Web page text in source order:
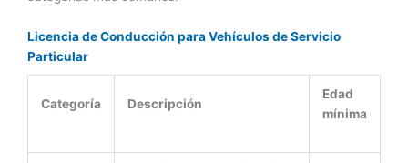
Licencia de Conducción para Vehículos de Servicio
Particular
Categoría Descripción
Edad
mínima